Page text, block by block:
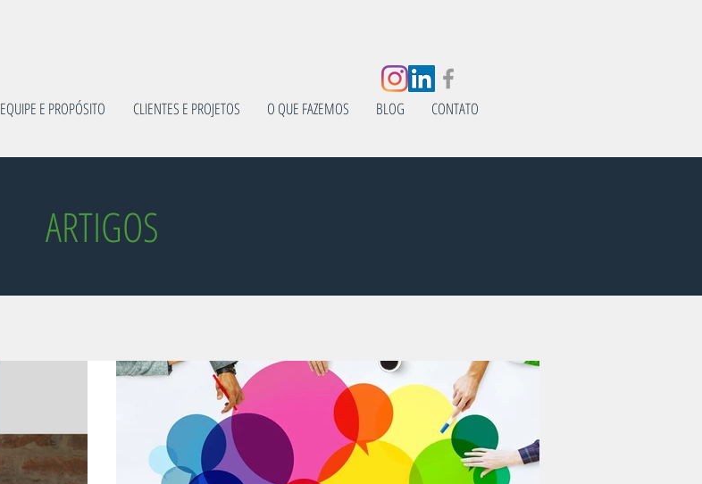
EQUIPE E PROPÓSITO CLIENTES E PROJETOS O QUE FAZEMOS BLOG CONTATO
ARTIGOS